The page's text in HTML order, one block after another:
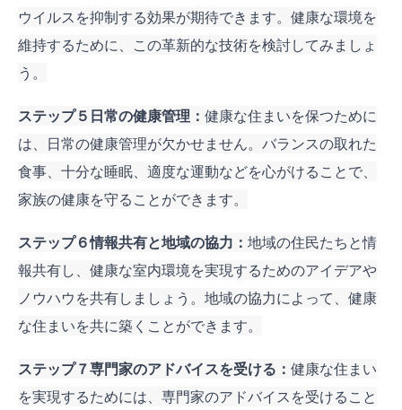
ウイルスを抑制する効果が期待できます。健康な環境を
維持するために、この革新的な技術を検討してみましょ
う。
ステップ５日常の健康管理： 健康な住まいを保つために
は、日常の健康管理が欠かせません。バランスの取れた
食事、十分な睡眠、適度な運動などを心がけることで、
家族の健康を守ることができます。
ステップ６情報共有と地域の協力： 地域の住民たちと情
報共有し、健康な室内環境を実現するためのアイデアや
ノウハウを共有しましょう。地域の協力によって、健康
な住まいを共に築くことができます。
ステップ７専門家のアドバイスを受ける： 健康な住まい
を実現するためには、専門家のアドバイスを受けること